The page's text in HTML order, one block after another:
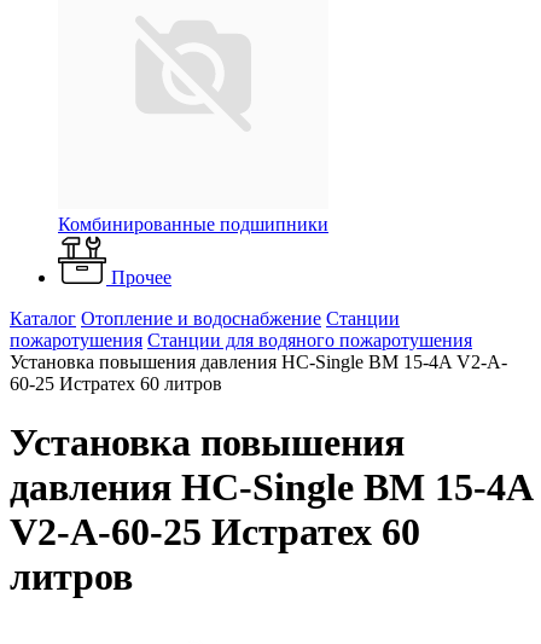
Комбинированные подшипники
Прочее
Каталог Отопление и водоснабжение Станции
пожаротушения Станции для водяного пожаротушения
Установка повышения давления HC-Single BM 15-4A V2-A-
60-25 Истратех 60 литров
Установка повышения
давления HC-Single BM 15-4A
V2-A-60-25 Истратех 60
литров